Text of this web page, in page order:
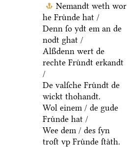
Nemandt weth wor
he Fruͤnde hat /
Denn ſo ydt em an de
nodt ghat /
Alßdenn wert de
rechte Fruͤndt erkandt
/
De valſche Fruͤndt de
wickt thohandt.
Wol einem / de gude
Fruͤnde hat /
Wee dem / des ſyn
troſt vp Fruͤnde ſtaͤth.